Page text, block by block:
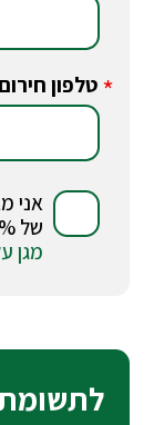
* טלפון חירום
אני
של 2% מעלות הטיול בהתאם למידע על
מגן